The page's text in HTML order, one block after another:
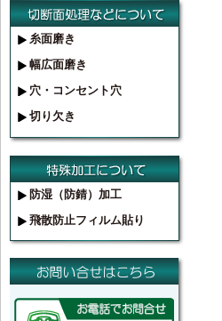
糸面磨き
幅広面磨き
穴・コンセント穴
切り欠き
防湿（防錆）加工
飛散防止フィルム貼り